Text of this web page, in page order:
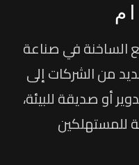
الساخنة في صناعة
من الشركات إلى
أو صديقة للبيئة،
للمستهلكين